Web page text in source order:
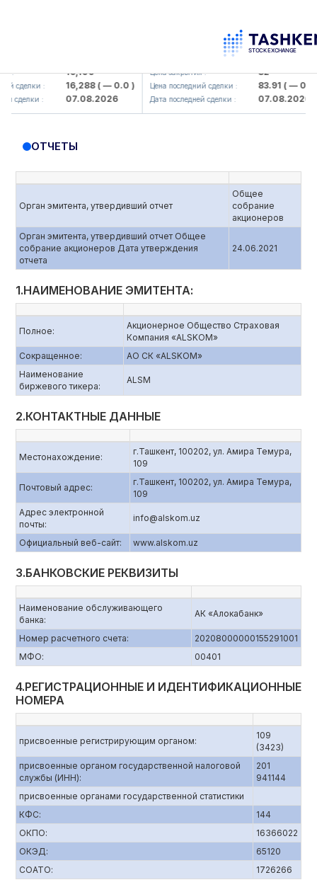
16,100
: 16,288( — 0.0 )
: 07.08.2026
KFSK (<Kafolat sug'urta
Цена закрытия : 82
Цена последний сделки : 83.91 ( — 0.0 )
Дата последней сделки : 07.08.2026
ОТЧЕТЫ
Орган эмитента, утвердивший отчет
Общее
собрание
акционеров
Орган эмитента, утвердивший отчет Общее
собрание акционеров Дата утверждения
отчета
24.06.2021
1.НАИМЕНОВАНИЕ ЭМИТЕНТА:
Полное:
Акционерное Общество Страховая
Компания «ALSKOM»
Сокращенное:
АО СК «ALSKOM»
Наименование
биржевого тикера:
ALSM
2.КОНТАКТНЫЕ ДАННЫЕ
Местонахождение:
г.Ташкент, 100202, ул. Амира Темура,
109
Почтовый адрес:
г.Ташкент, 100202, ул. Амира Темура,
109
Адрес электронной
почты:
info@alskom.uz
Официальный веб-сайт: www.alskom.uz
3.БАНКОВСКИЕ РЕКВИЗИТЫ
Наименование обслуживающего
банка:
АК «Алокабанк»
Номер расчетного счета:
20208000000155291001
МФО:
00401
4.РЕГИСТРАЦИОННЫЕ И ИДЕНТИФИКАЦИОННЫЕ
НОМЕРА
присвоенные регистрирующим органом:
109
(3423)
присвоенные органом государственной налоговой
службы (ИНН):
201
941144
присвоенные органами государственной статистики
КФС:
144
ОКПО:
16366022
ОКЭД:
65120
СОАТО:
1726266